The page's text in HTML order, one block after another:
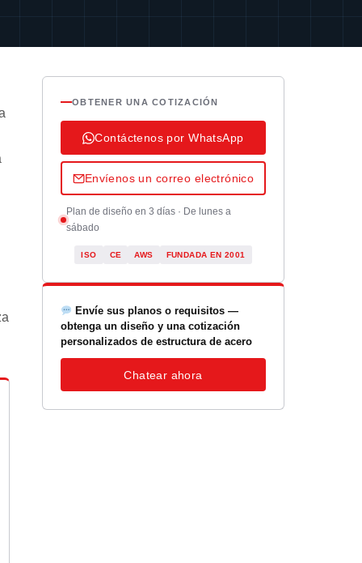
OBTENER UNA COTIZACIÓN
Contáctenos por WhatsApp
Envíenos un correo electrónico
Plan de diseño en 3 días · De lunes a
sábado
ISO CE AWS FUNDADA EN 2001
Envíe sus planos o requisitos —
obtenga un diseño y una cotización
personalizados de estructura de acero
Chatear ahora